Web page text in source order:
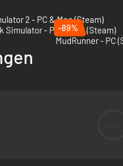
2 - PC & Mac (Steam)
Simulator - PC & Mac (Steam)
-89%
MudRunner - PC